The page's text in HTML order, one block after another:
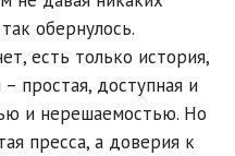
обернулось.
есть только история,
простая, доступная и
и нерешаемостью. Но
пресса, а доверия к